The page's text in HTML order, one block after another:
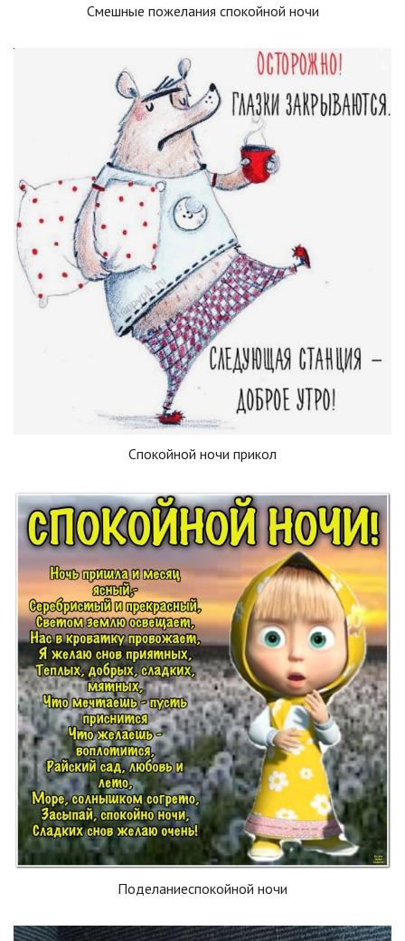
Смешные пожелания спокойной ночи
Спокойной ночи прикол
Поделаниеспокойной ночи